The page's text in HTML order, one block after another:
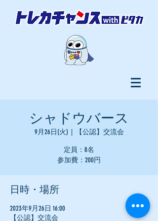
シャドウバース
9月26日(火)
  |
【公認】交流会
定員：8名
参加費：200円
日時・場所
2023年9月26日 16:00
【公認】交流会